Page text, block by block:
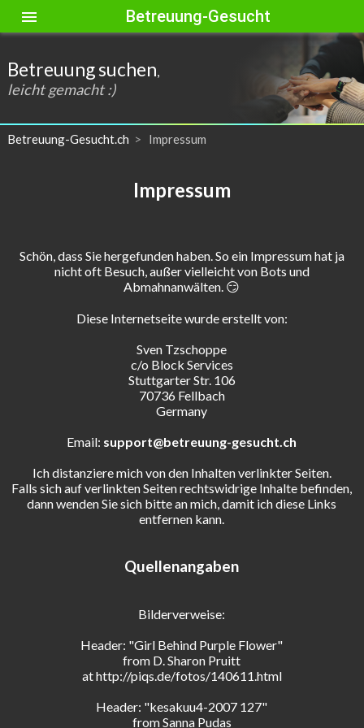
menu Betreuung-Gesucht
Betreuung suchen,
leicht gemacht :)
Betreuung-Gesucht.ch Impressum
Impressum
Schön, dass Sie hergefunden haben. So ein Impressum hat ja
nicht oft Besuch, außer vielleicht von Bots und
Abmahnanwälten. 😏
Diese Internetseite wurde erstellt von:
Sven Tzschoppe
c/o Block Services
Stuttgarter Str. 106
70736 Fellbach
Germany
Email: support@betreuung-gesucht.ch
Ich distanziere mich von den Inhalten verlinkter Seiten.
Falls sich auf verlinkten Seiten rechtswidrige Inhalte befinden,
dann wenden Sie sich bitte an mich, damit ich diese Links
entfernen kann.
Quellenangaben
Bilderverweise:
Header: "Girl Behind Purple Flower"
from D. Sharon Pruitt
at http://piqs.de/fotos/140611.html
Header: "kesakuu4-2007 127"
from Sanna Pudas